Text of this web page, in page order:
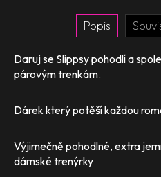
Popis
Daruj se Slippsy pohodlí a
párovým trenkám.
Dárek který potěší každou
Výjimečně pohodlné, extra
dámské trenýrky